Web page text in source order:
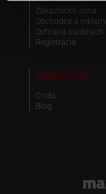
Zákaznická zóna
Obchodné a
Ochrana osobných
Registrácia
Spoločnosť
O nás
Blog
www.maxalarm.sk